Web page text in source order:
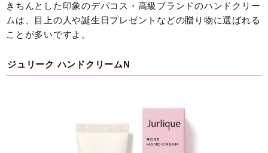
きちんとした印象のデパコス・高級ブランドのハンドクリー
ムは、目上の人や誕生日プレゼントなどの贈り物に選ばれる
ことが多いですよ。
ジュリーク ハンドクリームN